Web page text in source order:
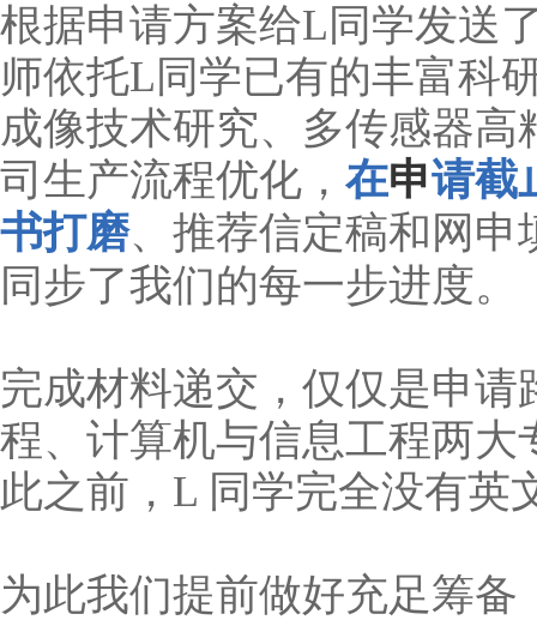
根据申请方案给L同学发送
师依托L同学已有的丰富
成像技术研究、多传感器
司生产流程优化， 在申请截
书打磨、推荐信定稿和网申
同步了我们的每一步进度。
完成材料递交，仅仅是申
程、计算机与信息工程两
此之前，L 同学完全没有英
为此我们提前做好充足筹